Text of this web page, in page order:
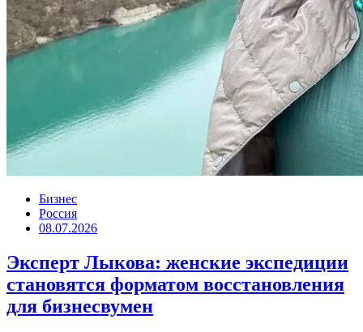
Бизнес
Россия
08.07.2026
Эксперт Лыкова: женские экспедиции
становятся форматом восстановления
для бизнесвумен